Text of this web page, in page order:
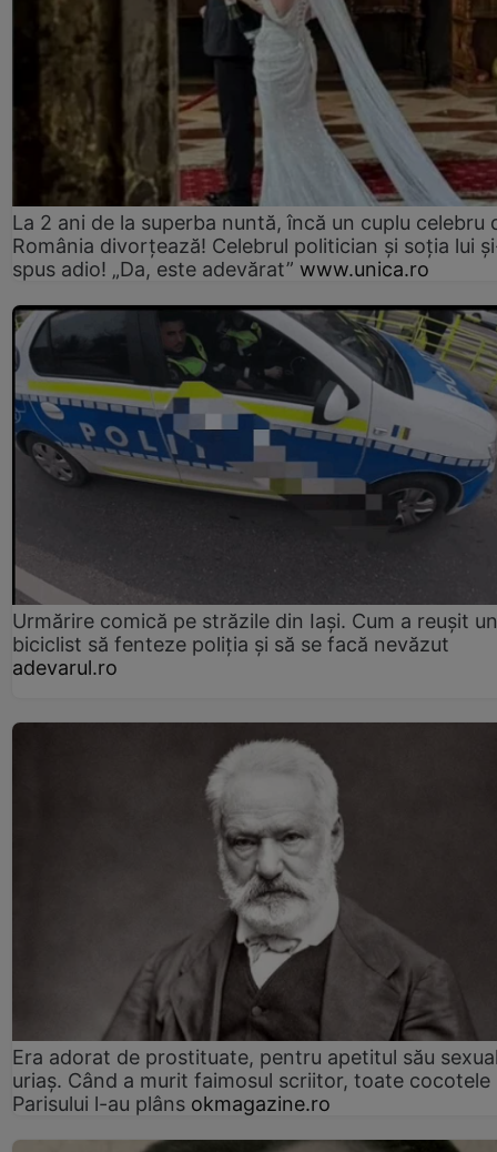
La 2 ani de la superba nuntă, încă un cuplu celebru
România divorțează! Celebrul politician și soția lui
spus adio! „Da, este adevărat” www.unica.ro
Urmărire comică pe străzile din Iași. Cum a reușit un
biciclist să fenteze poliția și să se facă nevăzut
adevarul.ro
Era adorat de prostituate, pentru apetitul său
uriaș. Când a murit faimosul scriitor, toate cocotele
Parisului l-au plâns okmagazine.ro